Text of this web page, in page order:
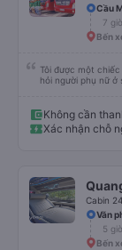
Cầu
7 giờ
Bến
Tôi được một
hỏi người phụ nữ ở
Không cần
Xác nhận chỗ
Cabin
Văn
5
Bến